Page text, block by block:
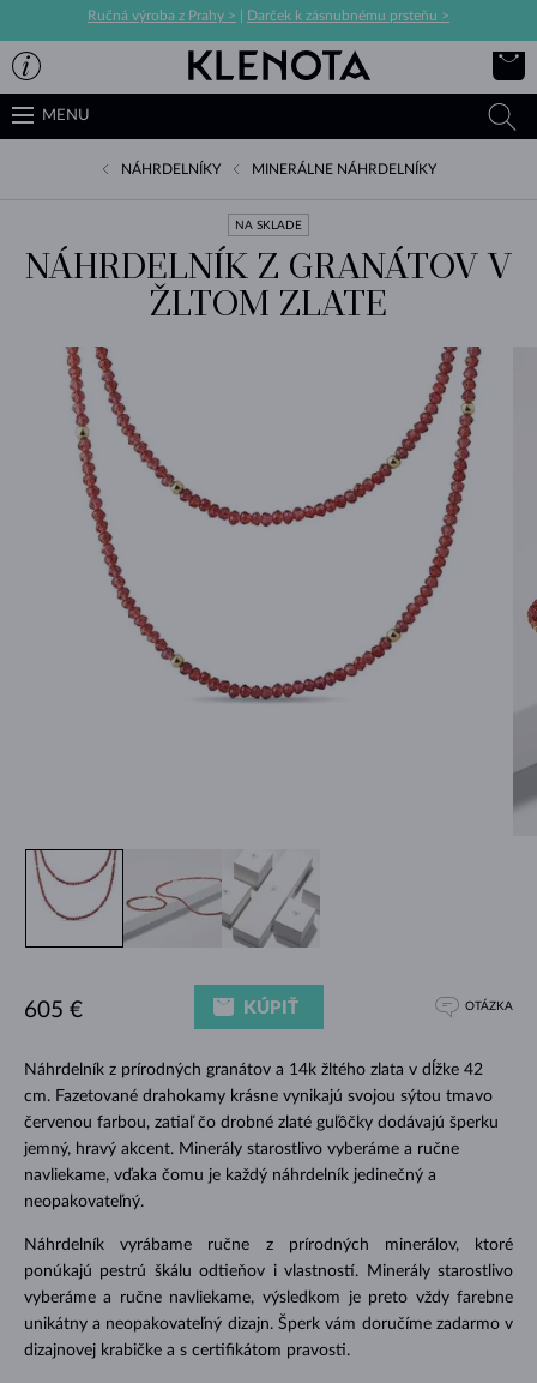
Ručná výroba z Prahy > Darček k zásnubnému prsteňu >
MENU
NÁHRDELNÍKY MINERÁLNE NÁHRDELNÍKY
NA SKLADE
NÁHRDELNÍK Z GRANÁTOV V
ŽLTOM ZLATE
Náhrdelník z prírodných granátov a 14k žltého zlata v dĺžke 42
cm. Fazetované drahokamy krásne vynikajú svojou sýtou tmavo
červenou farbou, zatiaľ čo drobné zlaté guľôčky dodávajú šperku
jemný, hravý akcent. Minerály starostlivo vyberáme a ručne
navliekame, vďaka čomu je každý náhrdelník jedinečný a
neopakovateľný.
Náhrdelník vyrábame ručne z prírodných minerálov, ktoré
ponúkajú pestrú škálu odtieňov i vlastností. Minerály starostlivo
vyberáme a ručne navliekame, výsledkom je preto vždy farebne
unikátny a neopakovateľný dizajn. Šperk vám doručíme zadarmo v
dizajnovej krabičke a s certifikátom pravosti.
605 € KÚPIŤ OTÁZKA